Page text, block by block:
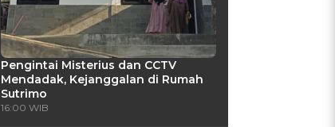
Pengintai Misterius dan CCTV
Mendadak, Kejanggalan di Rumah
Sutrimo
16:00 WIB